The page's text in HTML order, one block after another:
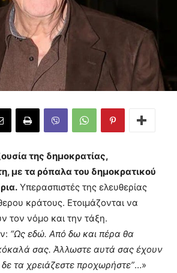
της δημοκρατίας,
με τα ρόπαλα του δημοκρατικού
Υπερασπιστές της ελευθερίας
κράτους. Ετοιμάζονται να
τον νόμο και την τάξη.
“Ως εδώ. Από δω και πέρα θα
σας. Άλλωστε αυτά σας έχουν
τα χρειάζεστε προχωρήστε”…»